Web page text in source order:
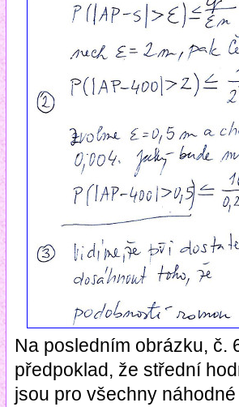
Na posledním obrázku, č.
předpoklad, že střední
jsou pro všechny